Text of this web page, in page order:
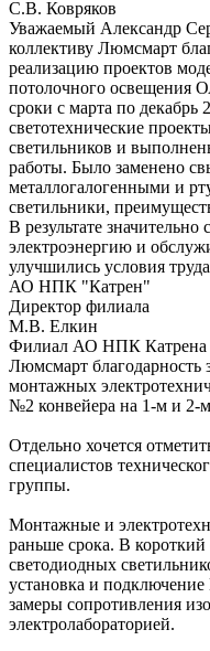
С.В. Ковряков
Уважаемый Александр
коллективу Люмсмарт
реализацию проектов
потолочного освещения
сроки с марта по
светотехнические
светильников и
работы. Было заменено
металлогалогенными и
светильники,
В результате значительно
электроэнергию и
улучшились условия
АО НПК "Катрен"
Директор филиала
М.В. Елкин
Филиал АО НПК Катрена
Люмсмарт
монтажных
№2 конвейера на 1-м и 2-
Отдельно хочется
специалистов
группы.
Монтажные и
раньше срока. В
светодиодных
установка и
замеры сопротивления
электролабораторией.